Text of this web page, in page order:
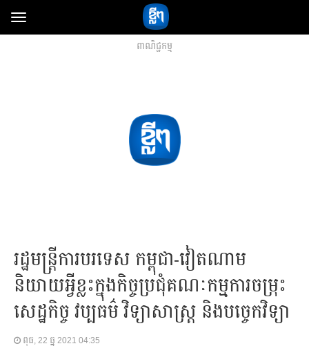
Toggle
navigation
ពាណិជ្ជកម្ម
រដ្ឋមន្ត្រីការបរទេស កម្ពុជា-វៀតណាម
និយាយអ្វីខ្លះក្នុងកិច្ចប្រជុំគណៈកម្មការចម្រុះ
សេដ្ឋកិច្ច វប្បធម៌ វិទ្យាសាស្ត្រ និងបច្ចេកវិទ្យា
ពុធ, 22 ធ្នូ 2021 04:35